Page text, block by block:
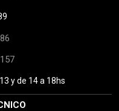
y de 14 a 18hs